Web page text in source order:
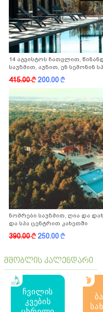
14 აგვისტოს ჩათვლით,
საუზმით, აუზით, ენ სემონინ
415.00k200.00k
ნომრები საუზმით, ღია და
და სპა ცენტრით კახეთში
390.00k250.00k
მშობლის კალენდარი
ჩვილის
კვების